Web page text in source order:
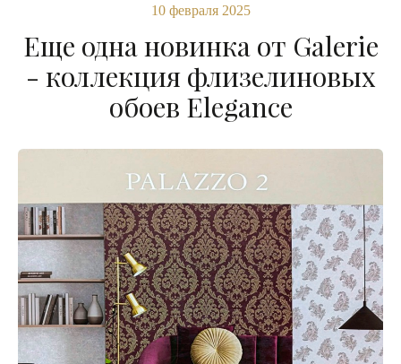
10 февраля 2025
Еще одна новинка от Galerie
- коллекция флизелиновых
обоев Elegance